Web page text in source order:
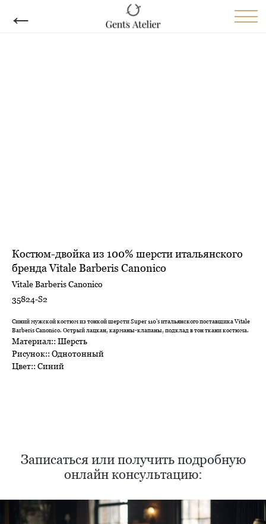
Костюм-двойка из 100% шерсти итальянского
бренда Vitale Barberis Canonico
Vitale Barberis Canonico
35824-S2
Синий мужской костюм из тонкой шерсти Super 110's итальянского поставщика Vitale
Barberis Canonico. Острый лацкан, карманы-клапаны, подклад в тон ткани костюма.
Материал:: Шерсть
Рисунок:: Однотонный
Цвет:: Синий
Записаться или получить подробную
онлайн консультацию:
Какую ткань выбрать?
Как должен сидеть правильно пошитый
костюм?
Нужен отлично сидящий